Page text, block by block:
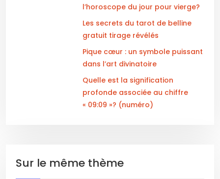
l’horoscope du jour pour vierge?
Les secrets du tarot de belline
gratuit tirage révélés
Pique cœur : un symbole puissant
dans l’art divinatoire
Quelle est la signification
profonde associée au chiffre
« 09:09 »? (numéro)
Sur le même thème